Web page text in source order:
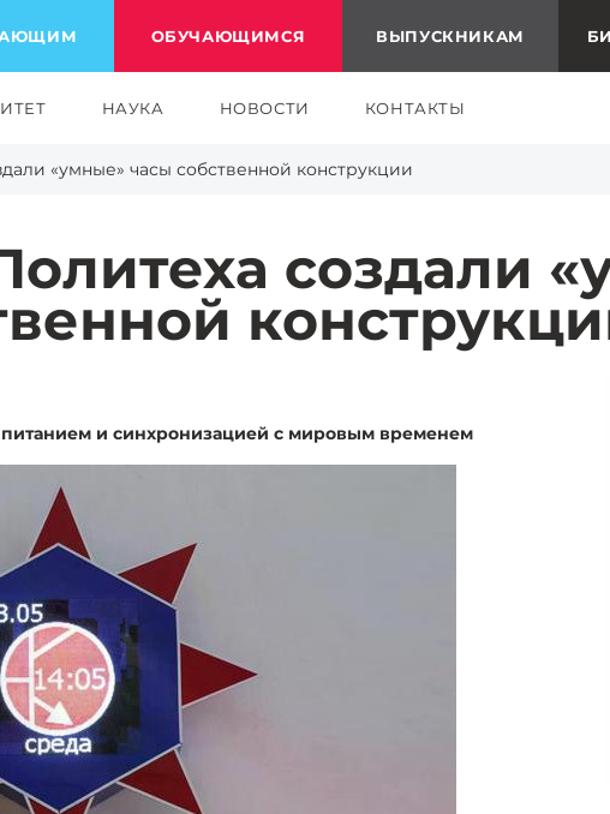
ОБУЧАЮЩИМСЯ ВЫПУСКНИКАМ
НАУКА НОВОСТИ КОНТАКТЫ
«умные» часы собственной конструкции
создали
и синхронизацией с мировым временем